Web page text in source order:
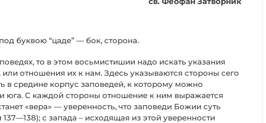
буквою “цаде” — бок, сторона.
то в этом восьмистишии надо искать указания
отношения их к нам. Здесь указываются стороны сего
в средине корпус заповедей, к которому можно
и юга. С каждой стороны отношение к ним выражается
«вера» — уверенность, что заповеди Божии суть
с запада – исходящая из этой уверенности